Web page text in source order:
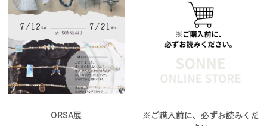
ORSA展
※ご購入前に、必ずお読みくだ